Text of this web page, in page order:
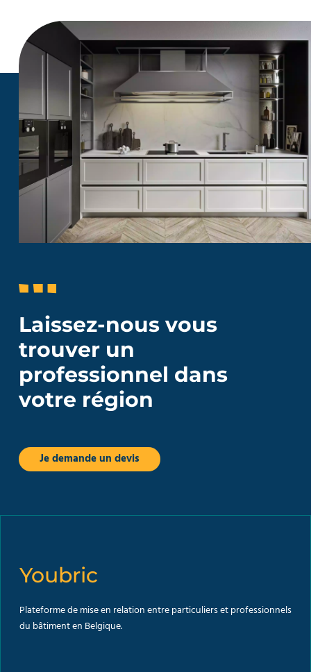
Laissez-nous vous
trouver un
professionnel dans
votre région
Je demande un devis
Youbric
Plateforme de mise en relation entre particuliers et professionnels
du bâtiment en Belgique.